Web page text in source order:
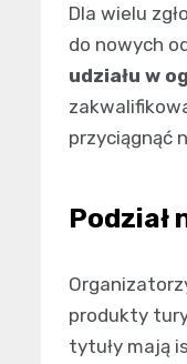
Dla wielu
do nowych
udziału w
przyciągnąć
Podział
produkty
tytuły mają